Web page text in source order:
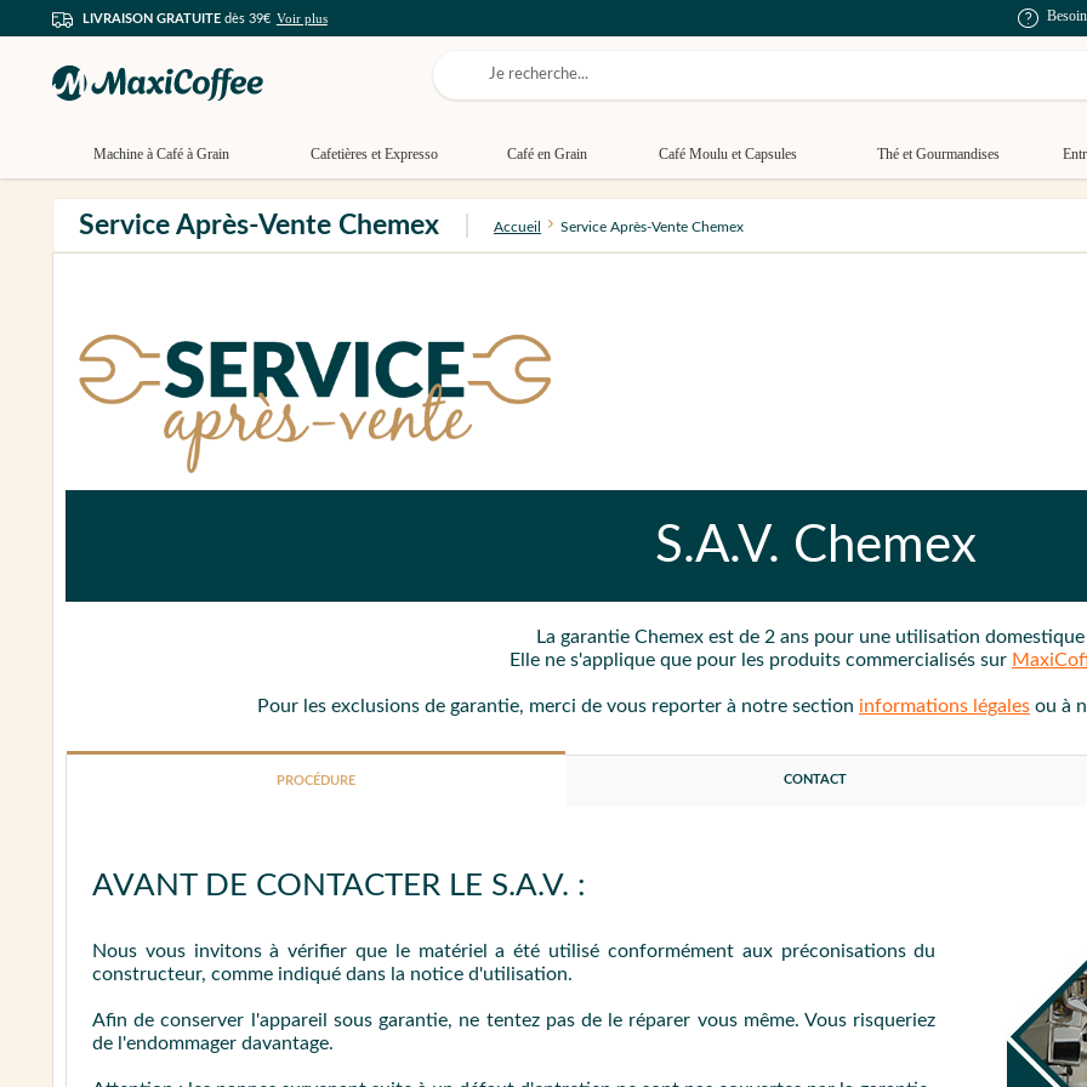
LIVRAISON GRATUITE dès 39€ Voir plus
Machine à Café à Grain Cafetières et Expresso Café en Grain Café Moulu et Capsules Thé et Gourmandises
Service Après-Vente Chemex Accueil Service Après-Vente Chemex
S.A.V. Chemex
La garantie Chemex est de 2 ans pour une utilisation
Elle ne s'applique que pour les produits commercialisés sur
Pour les exclusions de garantie, merci de vous reporter à notre section informations légales ou à
PROCÉDURE CONTACT
AVANT DE CONTACTER LE S.A.V. :
Nous vous invitons à vérifier que le matériel a été utilisé conformément aux préconisations du
constructeur, comme indiqué dans la notice d'utilisation.
Afin de conserver l'appareil sous garantie, ne tentez pas de le réparer vous même. Vous risqueriez
de l'endommager davantage.